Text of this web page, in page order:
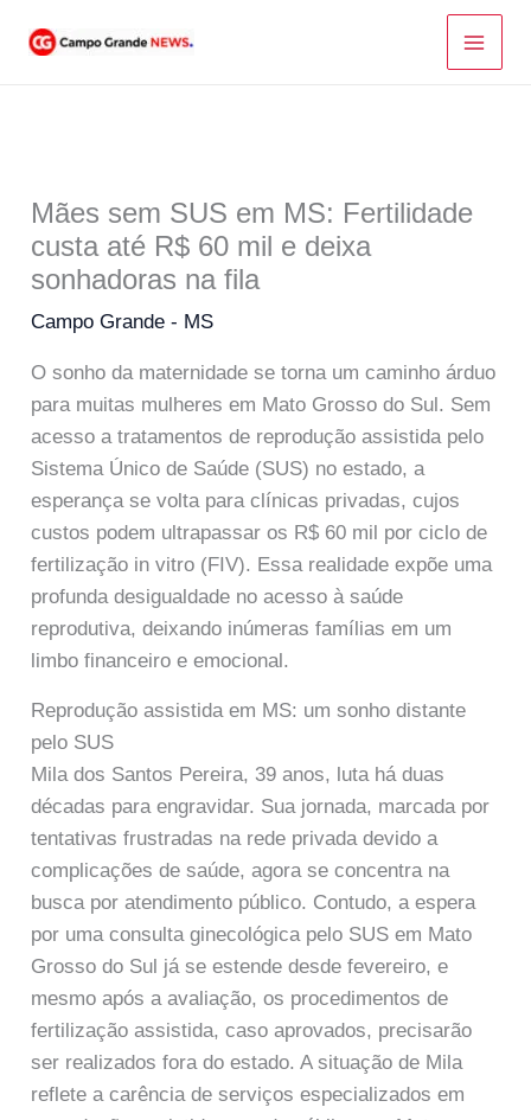
para
Mães sem SUS em MS: Fertilidade
custa até R$ 60 mil e deixa
sonhadoras na fila
Campo Grande - MS
O sonho da maternidade se torna um caminho árduo
para muitas mulheres em Mato Grosso do Sul. Sem
acesso a tratamentos de reprodução assistida pelo
Sistema Único de Saúde (SUS) no estado, a
esperança se volta para clínicas privadas, cujos
custos podem ultrapassar os R$ 60 mil por ciclo de
fertilização in vitro (FIV). Essa realidade expõe uma
profunda desigualdade no acesso à saúde
reprodutiva, deixando inúmeras famílias em um
limbo financeiro e emocional.
Reprodução assistida em MS: um sonho distante
pelo SUS
Mila dos Santos Pereira, 39 anos, luta há duas
décadas para engravidar. Sua jornada, marcada por
tentativas frustradas na rede privada devido a
complicações de saúde, agora se concentra na
busca por atendimento público. Contudo, a espera
por uma consulta ginecológica pelo SUS em Mato
Grosso do Sul já se estende desde fevereiro, e
mesmo após a avaliação, os procedimentos de
fertilização assistida, caso aprovados, precisarão
ser realizados fora do estado. A situação de Mila
reflete a carência de serviços especializados em